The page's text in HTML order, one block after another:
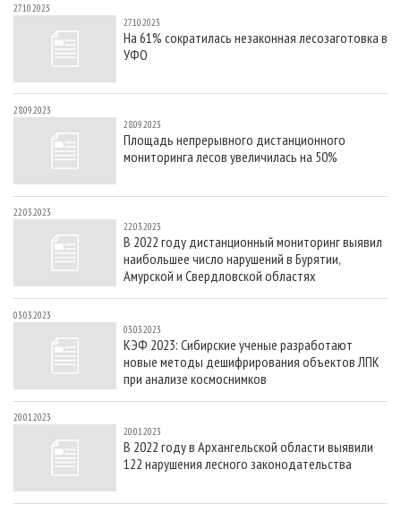
27.10.2023
27.10.2023
На 61% сократилась незаконная лесозаготовка в
УФО
28.09.2023
28.09.2023
Площадь непрерывного дистанционного
мониторинга лесов увеличилась на 50%
22.03.2023
22.03.2023
В 2022 году дистанционный мониторинг выявил
наибольшее число нарушений в Бурятии,
Амурской и Свердловской областях
03.03.2023
03.03.2023
КЭФ 2023: Сибирские ученые разработают
новые методы дешифрирования объектов ЛПК
при анализе космоснимков
20.01.2023
20.01.2023
В 2022 году в Архангельской области выявили
122 нарушения лесного законодательства